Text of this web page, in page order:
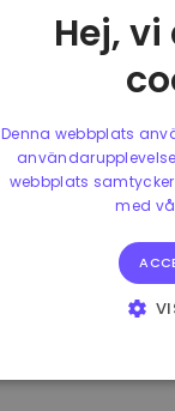
0.867184 €
1.160000 €
Hej,
Denna webbplats
webbplats
med